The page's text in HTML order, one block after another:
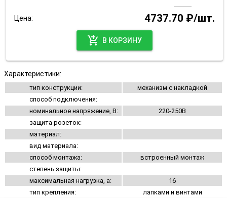
Цена:
4737.70 ₽/шт.
add_shopping_cart
В КОРЗИНУ
Характеристики:
тип конструкции:
механизм с накладкой
способ подключения:
номинальное напряжение, В:
220-250В
защита розеток:
материал:
вид материала:
способ монтажа:
встроенный монтаж
степень защиты:
максимальная нагрузка, а:
16
тип крепления:
лапками и винтами